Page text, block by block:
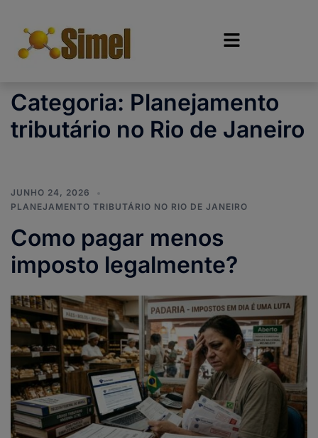
Categoria: Planejamento
tributário no Rio de Janeiro
JUNHO 24, 2026
PLANEJAMENTO TRIBUTÁRIO NO RIO DE JANEIRO
Como pagar menos
imposto legalmente?